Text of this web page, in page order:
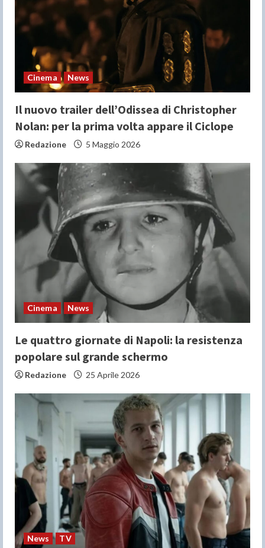
d
i
n
gCinema News
Il nuovo trailer dell’Odissea di Christopher
Nolan: per la prima volta appare il Ciclope
Redazione 5 Maggio 2026
Cinema News
Le quattro giornate di Napoli: la resistenza
popolare sul grande schermo
Redazione 25 Aprile 2026
News TV